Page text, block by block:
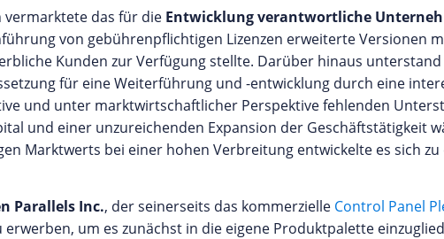
das für die Entwicklung verantwortliche
von gebührenpflichtigen Lizenzen erweiterte Versionen
Kunden zur Verfügung stellte. Darüber hinaus
für eine Weiterführung und -entwicklung durch eine
und unter marktwirtschaftlicher Perspektive fehlenden
und einer unzureichenden Expansion der Geschäftstätigkeit
Marktwerts bei einer hohen Verbreitung entwickelte es sich
Parallels Inc., der seinerseits das kommerzielle Control Panel
um es zunächst in die eigene Produktpalette